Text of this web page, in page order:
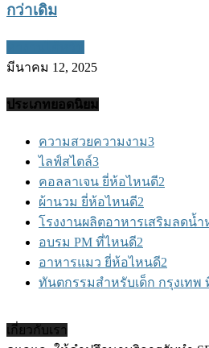
กว่าเดิม
มีนาคม 12, 2025
ประเภทยอดนิยม
ความสวยความงาม3
ไลฟ์สไตล์3
คอลลาเจน ยี่ห้อไหนดี2
ผ้านวม ยี่ห้อไหนดี2
โรงงานผลิตอาหารเสริมลดน้ำ
อบรม PM ที่ไหนดี2
อาหารแมว ยี่ห้อไหนดี2
ทันตกรรมสำหรับเด็ก กรุงเทพ
เกี่ยวกับเรา